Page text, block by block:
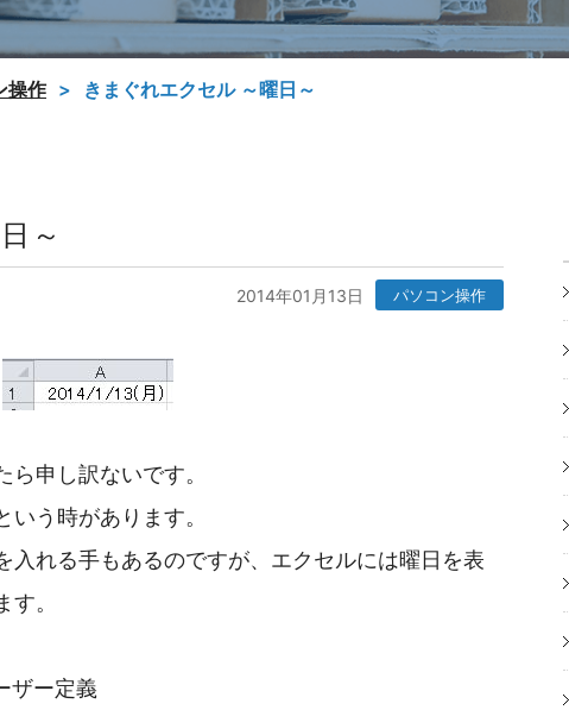
操作 きまぐれエクセル ～曜日～
～
2014年01月13日 パソコン操作
申し訳ないです。
う時があります。
入れる手もあるのですが、エクセルには曜日を表
。
ザー定義